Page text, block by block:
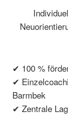
✔ 100 %
✔
Barmbek
✔ Zentrale